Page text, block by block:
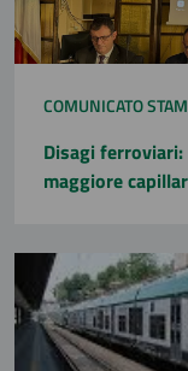
COMUNICATO
Disagi
maggiore